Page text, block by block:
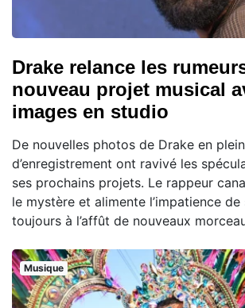
Drake relance les
nouveau projet musical
images en studio
De nouvelles photos de Drake en
d’enregistrement ont ravivé les
ses prochains projets. Le rappeur
le mystère et alimente l’impatience de
toujours à l’affût de nouveaux
Musique